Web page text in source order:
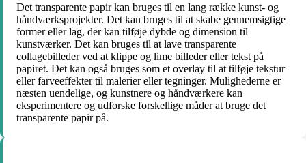
Det transparente papir kan bruges til en lang række kunst- og
håndværksprojekter. Det kan bruges til at skabe gennemsigtige
former eller lag, der kan tilføje dybde og dimension til
kunstværker. Det kan bruges til at lave transparente
collagebilleder ved at klippe og lime billeder eller tekst på
papiret. Det kan også bruges som et overlay til at tilføje tekstur
eller farveeffekter til malerier eller tegninger. Mulighederne er
næsten uendelige, og kunstnere og håndværkere kan
eksperimentere og udforske forskellige måder at bruge det
transparente papir på.